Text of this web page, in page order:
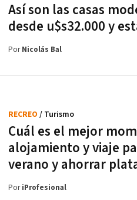
Así son las casas
desde u$s32.000 y
PorNicolás Bal
Cuál es el mejor
alojamiento y viaje
verano y ahorrar
RECREO / Turismo
PoriProfesional